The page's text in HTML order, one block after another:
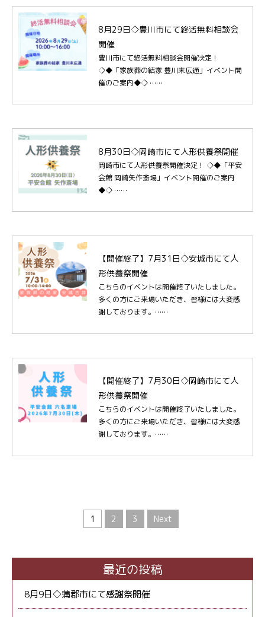
8月29日◇豊川市にて終活無料相談会
開催
豊川市にて終活無料相談会開催決定！
◇◆「家族葬の結家 豊川末広通」イベント開
催のご案内◆◇ ……
8月30日◇岡崎市にて人形供養祭開催
岡崎市にて人形供養祭開催決定！ ◇◆「平安
会館 岡崎矢作斎場」イベント開催のご案内
◆◇ ……
【開催終了】7月31日◇安城市にて人
形供養祭開催
こちらのイベントは開催終了いたしました。
多くの方にご来場いただき、皆様には大変感
謝しております。……
【開催終了】7月30日◇岡崎市にて人
形供養祭開催
こちらのイベントは開催終了いたしました。
多くの方にご来場いただき、皆様には大変感
謝しております。……
1 2 3 Next
最近の投稿
8月9日◇蒲郡市にて感謝祭開催